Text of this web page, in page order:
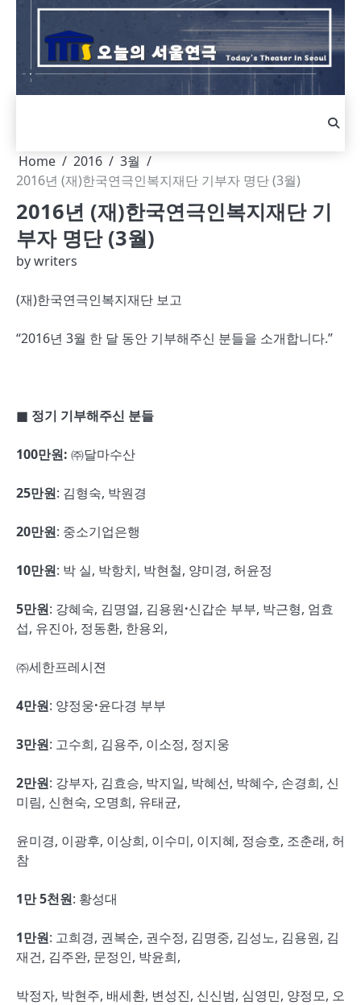
Skip
content
Home 2016
3월
2016년 (재)한국연극인복지재단 기부자 명단 (3월)
2016년 (재)한국연극인복지재단 기
부자 명단 (3월)
bywriters
(재)한국연극인복지재단 보고
“2016년 3월 한 달 동안 기부해주신 분들을 소개합니다.”
■ 정기 기부해주신 분들
100만원: ㈜달마수산
25만원: 김형숙, 박원경
20만원: 중소기업은행
10만원: 박 실, 박항치, 박현철, 양미경, 허윤정
5만원: 강혜숙, 김명열, 김용원·신갑순 부부, 박근형, 엄효
섭, 유진아, 정동환, 한용외,
㈜세한프레시젼
4만원: 양정웅·윤다경 부부
3만원: 고수희, 김용주, 이소정, 정지웅
2만원: 강부자, 김효승, 박지일, 박혜선, 박혜수, 손경희, 신
미림, 신현숙, 오명희, 유태균,
윤미경, 이광후, 이상희, 이수미, 이지혜, 정승호, 조춘래, 허
참
1만5천원: 황성대
1만원: 고희경, 권복순, 권수정, 김명중, 김성노, 김용원, 김
재건, 김주완, 문정인, 박윤희,
박정자, 박현주, 배세환, 변성진, 신신범, 심영민, 양정모, 오